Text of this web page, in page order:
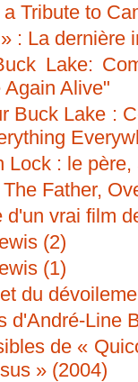
Tribute to
: La dernière
Lake:
Alive"
Buck Lake :
Lock : le
Father,
vrai film
(2)
(1)
du
d'André-Line
de «
» (2004)